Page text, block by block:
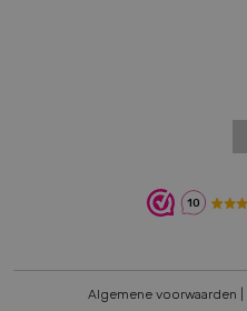
10
Algemene voorwaarden